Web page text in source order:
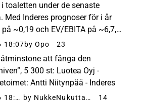
toaletten under de senaste
Med Inderes prognoser för i år
på ~0,19 och EV/EBITA på ~6,7,
idag på 1,8 €/aktie. Prognoserna
enligt min mening inte särskilt
(bullish...
18:07by Opo 23
att fånga den
5 300 st: Luotea Oyj -
Antti Niitynpää - Inderes
2026-06-16 18:39 by NukkeNukuttaja 14